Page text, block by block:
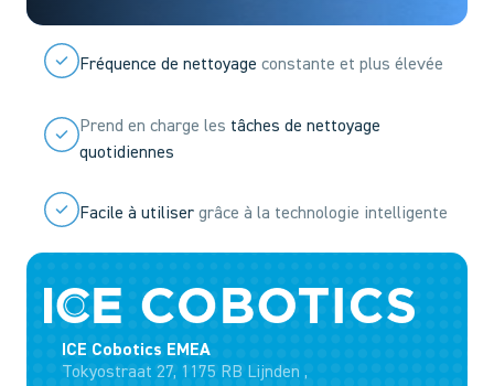
Fréquence de nettoyage constante et plus élevée
Prend en charge les tâches de nettoyage
quotidiennes
Facile à utiliser grâce à la technologie intelligente
ICE Cobotics EMEA
Tokyostraat 27, 1175 RB Lijnden ,